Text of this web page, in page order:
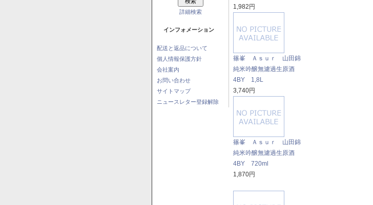
詳細検索
インフォメーション
配送と返品について
個人情報保護方針
会社案内
お問い合わせ
サイトマップ
ニュースレター登録解除
1,982円
篠峯 Ａｓｕｒ 山田錦
純米吟醸無濾過生原酒
4BY 1,8L
3,740円
篠峯 Ａｓｕｒ 山田錦
純米吟醸無濾過生原酒
4BY 720ml
1,870円